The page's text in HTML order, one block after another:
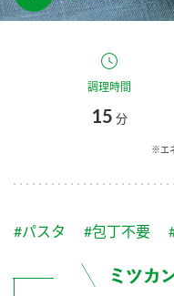
つゆ
スープ
ふりかけ
お酢ドリンク
つゆ
PIN印
企業理念
ミツカンの
ミツカンを知る
環境への取
ZENB
調理時間
15 分
※エ
#パスタ #包丁不要